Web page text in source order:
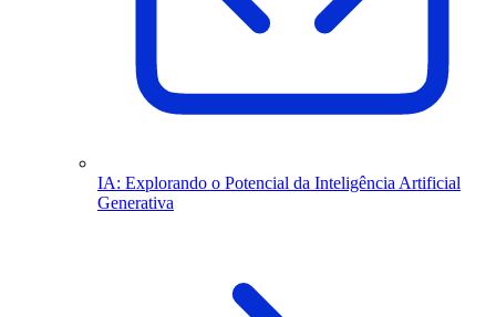
IA: Explorando o Potencial da Inteligência Artificial
Generativa